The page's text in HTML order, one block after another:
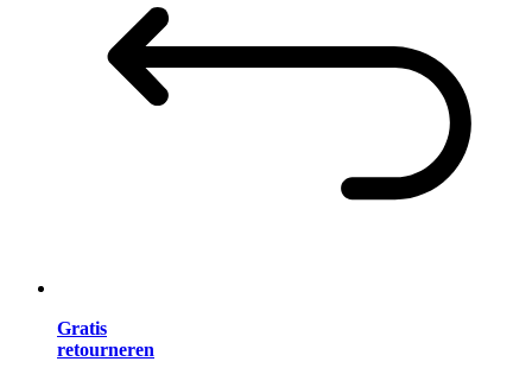
Gratis
retourneren